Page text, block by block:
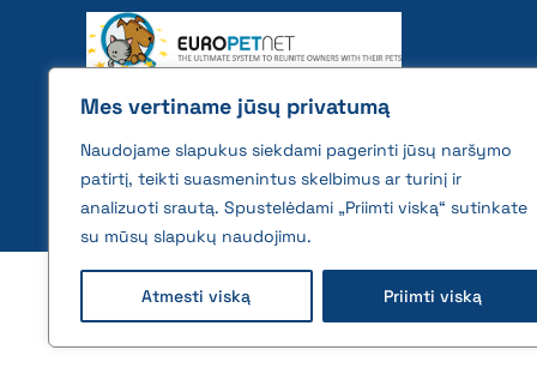
Mes vertiname jūsų privatumą
Naudojame slapukus siekdami pagerinti jūsų naršymo
patirtį, teikti suasmenintus skelbimus ar turinį ir
analizuoti srautą. Spustelėdami „Priimti viską“ sutinkate
su mūsų slapukų naudojimu.
Atmesti viską Priimti viską
2026 © All rights reserved | VĮ Žemės ūkio